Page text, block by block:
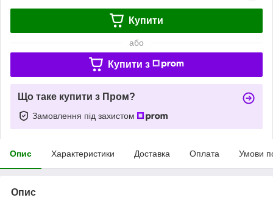
Купити
або
Купити з
Що таке купити з Пром?
Замовлення під захистом
Опис Характеристики Доставка Оплата Умови
Опис